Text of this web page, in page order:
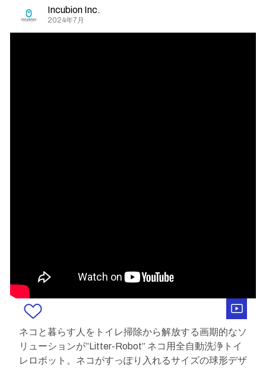
Incubion Inc.
2024年7月
ネコと暮らす人をトイレ掃除から解放する画期的なソ
リューションが”Litter-Robot” ネコ用全自動洗浄トイ
レロボット。ネコがすっぽり入れるサイズの球形デザ